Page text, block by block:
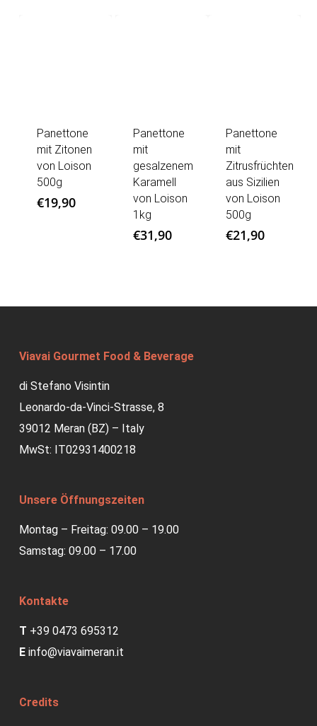
Panettone
mit Zitonen
von Loison
500g
€19,90
Panettone
mit
gesalzenem
Karamell
von Loison
1kg
€31,90
Panettone
mit
Zitrusfrüchten
aus Sizilien
von Loison
500g
€21,90
Viavai Gourmet Food & Beverage
di Stefano Visintin
Leonardo-da-Vinci-Strasse, 8
39012 Meran (BZ) – Italy
MwSt: IT02931400218
Unsere Öffnungszeiten
Montag – Freitag: 09.00 – 19.00
Samstag: 09.00 – 17.00
Kontakte
T +39 0473 695312
E info@viavaimeran.it
Credits